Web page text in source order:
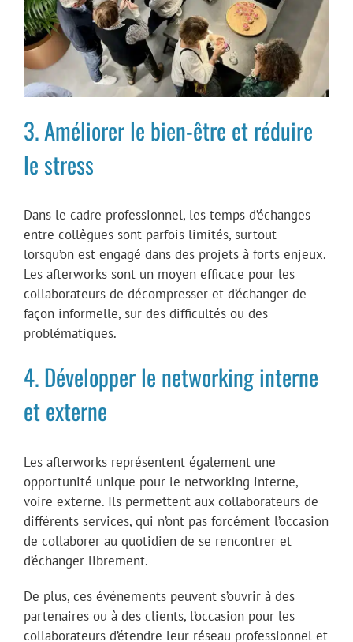
3. Améliorer le bien-être et réduire
le stress
Dans le cadre professionnel, les temps d’échanges
entre collègues sont parfois limités, surtout
lorsqu’on est engagé dans des projets à forts enjeux.
Les afterworks sont un moyen efficace pour les
collaborateurs de décompresser et d’échanger de
façon informelle, sur des difficultés ou des
problématiques.
4. Développer le networking interne
et externe
Les afterworks représentent également une
opportunité unique pour le networking interne,
voire externe. Ils permettent aux collaborateurs de
différents services, qui n’ont pas forcément l’occasion
de collaborer au quotidien de se rencontrer et
d’échanger librement.
De plus, ces événements peuvent s’ouvrir à des
partenaires ou à des clients, l’occasion pour les
collaborateurs d’étendre leur réseau professionnel et